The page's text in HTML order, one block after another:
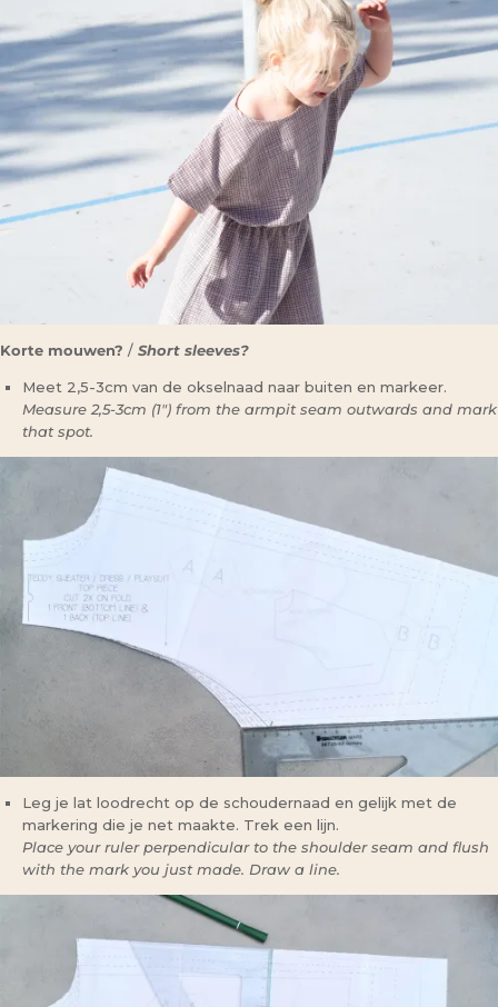
Korte mouwen? / Short sleeves?
Meet 2,5-3cm van de okselnaad naar buiten en markeer.
Measure 2,5-3cm (1″) from the armpit seam outwards and mark
that spot.
Leg je lat loodrecht op de schoudernaad en gelijk met de
markering die je net maakte. Trek een lijn.
Place your ruler perpendicular to the shoulder seam and flush
with the mark you just made. Draw a line.